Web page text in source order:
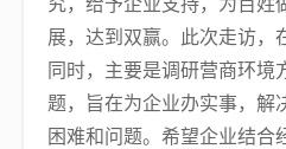
究，给予企业支持，为百姓
展，达到双赢。此次走访，
同时，主要是调研营商环境
题，旨在为企业办实事，解
困难和问题。希望企业结合